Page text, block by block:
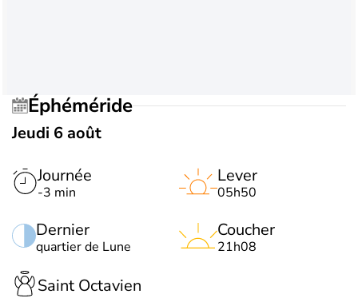
Éphéméride
Jeudi 6 août
Journée
-3 min
Dernier
quartier de Lune
Lever
05h50
Coucher
21h08
Saint Octavien